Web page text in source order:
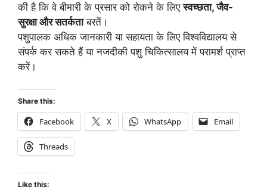
की है कि वे बीमारी के प्रसार को रोकने के लिएस्वच्छता, जैव-
सुरक्षा और सतर्कताबरतें।
पशुपालक अधिक जानकारी या सहायता के लिए विश्वविद्यालय से
संपर्क कर सकते हैं या नजदीकी पशु चिकित्सालय में परामर्श प्राप्त
करें।
Share this:
Facebook X WhatsApp Email
Threads
Like this: